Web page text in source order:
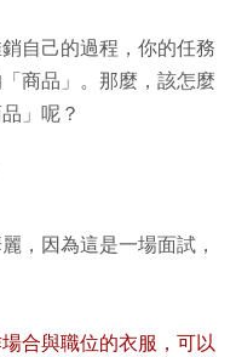
自己的過程，你的任務
商品」。那麼，該怎麼
」呢？
，因為這是一場面試，
合與職位的衣服，可以